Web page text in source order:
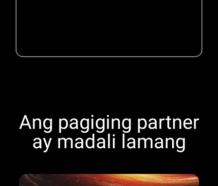
Ang pagiging partner
ay madali lamang